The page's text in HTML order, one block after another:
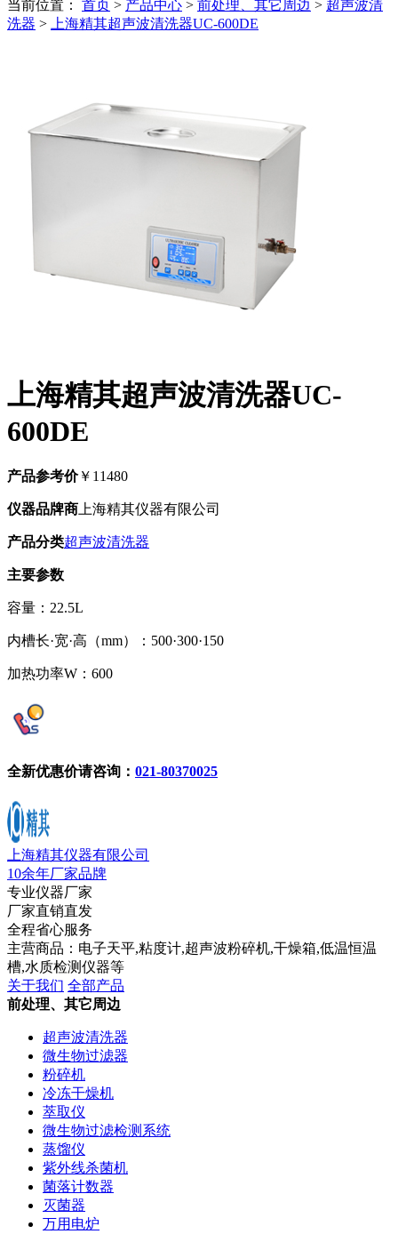
当前位置： 首页 > 产品中心 > 前处理、其它周边 > 超声波清
洗器 > 上海精其超声波清洗器UC-600DE
上海精其超声波清洗器UC-
600DE
产品参考价￥11480
仪器品牌商 上海精其仪器有限公司
产品分类超声波清洗器
主要参数
容量：22.5L
内槽长·宽·高（mm）：500·300·150
加热功率W：600
全新优惠价请咨询： 021-80370025
上海精其仪器有限公司
10余年厂家品牌
专业仪器厂家
厂家直销直发
全程省心服务
主营商品：电子天平,粘度计,超声波粉碎机,干燥箱,低温恒温
槽,水质检测仪器等
关于我们 全部产品
前处理、其它周边
超声波清洗器
微生物过滤器
粉碎机
冷冻干燥机
萃取仪
微生物过滤检测系统
蒸馏仪
紫外线杀菌机
菌落计数器
灭菌器
万用电炉